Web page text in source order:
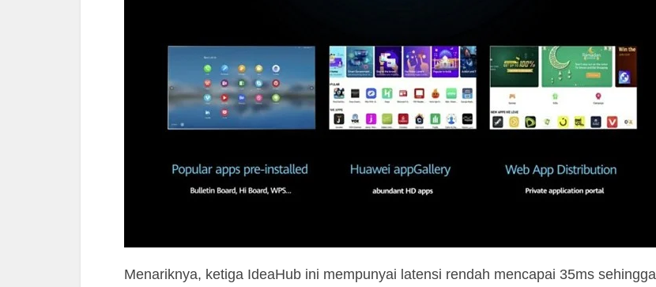
Menariknya, ketiga IdeaHub ini mempunyai latensi rendah mencapai 35ms sehingga